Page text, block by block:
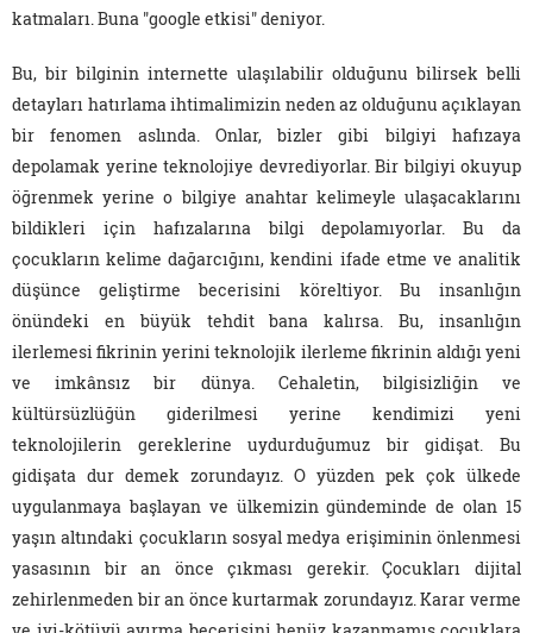
katmaları. Buna "google etkisi" deniyor.
Bu, bir bilginin internette ulaşılabilir olduğunu bilirsek belli
detayları hatırlama ihtimalimizin neden az olduğunu açıklayan
bir fenomen aslında. Onlar, bizler gibi bilgiyi hafızaya
depolamak yerine teknolojiye devrediyorlar. Bir bilgiyi okuyup
öğrenmek yerine o bilgiye anahtar kelimeyle ulaşacaklarını
bildikleri için hafızalarına bilgi depolamıyorlar. Bu da
çocukların kelime dağarcığını, kendini ifade etme ve analitik
düşünce geliştirme becerisini köreltiyor. Bu insanlığın
önündeki en büyük tehdit bana kalırsa. Bu, insanlığın
ilerlemesi fikrinin yerini teknolojik ilerleme fikrinin aldığı yeni
ve imkânsız bir dünya. Cehaletin, bilgisizliğin ve
kültürsüzlüğün giderilmesi yerine kendimizi yeni
teknolojilerin gereklerine uydurduğumuz bir gidişat. Bu
gidişata dur demek zorundayız. O yüzden pek çok ülkede
uygulanmaya başlayan ve ülkemizin gündeminde de olan 15
yaşın altındaki çocukların sosyal medya erişiminin önlenmesi
yasasının bir an önce çıkması gerekir. Çocukları dijital
zehirlenmeden bir an önce kurtarmak zorundayız. Karar verme